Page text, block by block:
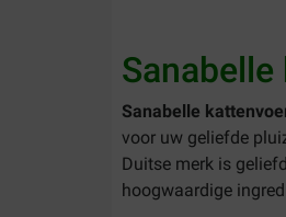
Sanabelle
voor uw geliefde
Duitse merk is
hoogwaardige